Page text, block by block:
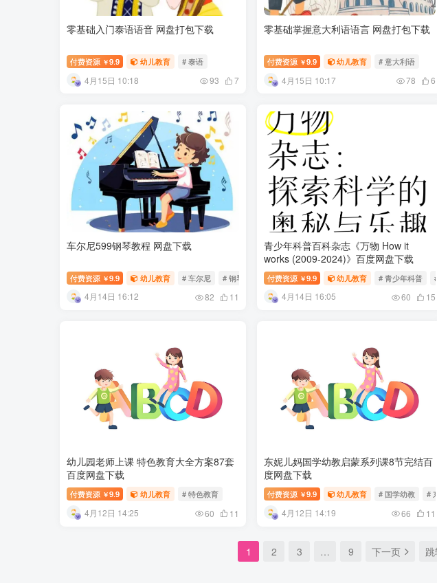
零基础入门泰语语音 网盘打包下载
付费资源 ￥9.9 幼儿教育 # 泰语
4月15日 10:18 93 7
零基础掌握意大利语语言 网盘打包下载
付费资源 ￥9.9 幼儿教育 # 意大利语
4月15日 10:17 78 6
车尔尼599钢琴教程 网盘下载
付费资源 ￥9.9 幼儿教育 # 车尔尼 # 钢琴教程
4月14日 16:12 82 11
青少年科普百科杂志《万物 How it
works (2009-2024)》百度网盘下载
付费资源 ￥9.9 幼儿教育 # 青少年科普
4月14日 16:05 60 15
幼儿园老师上课 特色教育大全方案87套
百度网盘下载
付费资源 ￥9.9 幼儿教育 # 特色教育
4月12日 14:25 60 11
东妮儿妈国学幼教启蒙系列课8节完结百
度网盘下载
付费资源 ￥9.9 幼儿教育 # 国学幼教 #
4月12日 14:19 66 11
1 2 3 … 9 下一页